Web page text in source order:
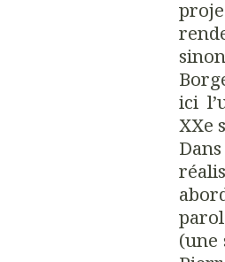
ici
XXe
(une